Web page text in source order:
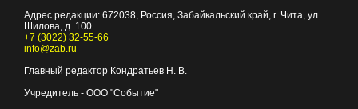
Адрес редакции: 672038, Россия, Забайкальский край, г. Чита, ул.
Шилова, д. 100
+7 (3022) 32-55-66
info@zab.ru
Главный редактор Кондратьев Н. В.
Учредитель - ООО "Событие"